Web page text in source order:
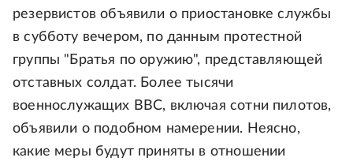
резервистов объявили о приостановке службы
в субботу вечером, по данным протестной
группы "Братья по оружию", представляющей
отставных солдат. Более тысячи
военнослужащих ВВС, включая сотни пилотов,
объявили о подобном намерении. Неясно,
какие меры будут приняты в отношении